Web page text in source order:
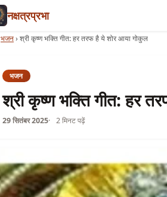
नक्षत्रप्रभा
भजन›श्री कृष्ण भक्ति गीत: हर तरफ है ये शोर आया गोकुल
भजन
श्री कृष्ण भक्ति गीत: हर
29 सितंबर 2025 2 मिनट पढ़ें